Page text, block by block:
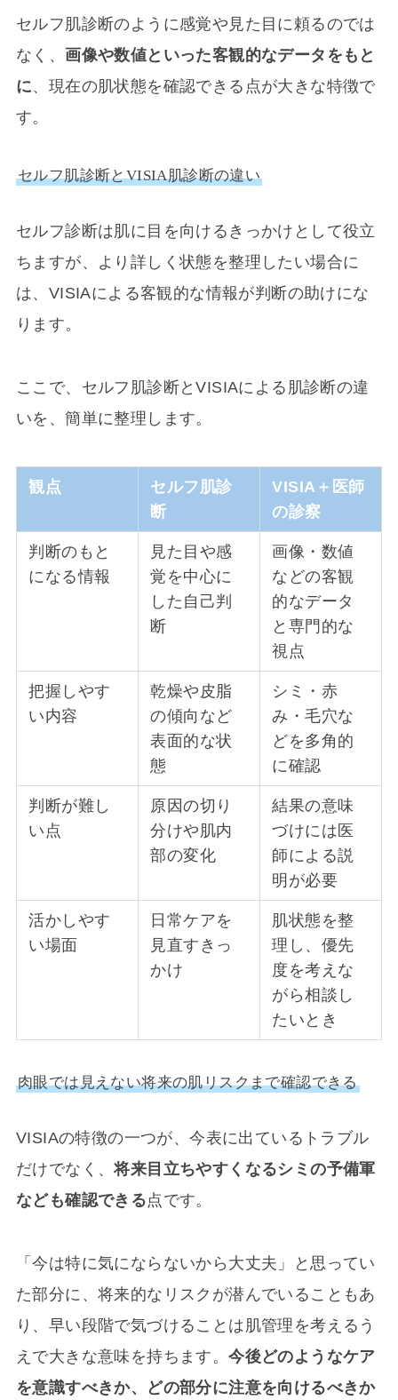
セルフ肌診断のように感覚や見た目に頼るのでは
なく、 画像や数値といった客観的なデータをもと
に、現在の肌状態を確認できる点が大きな特徴で
す。
セルフ肌診断とVISIA肌診断の違い
セルフ診断は肌に目を向けるきっかけとして役立
ちますが、より詳しく状態を整理したい場合に
は、VISIAによる客観的な情報が判断の助けにな
ります。
ここで、セルフ肌診断とVISIAによる肌診断の違
いを、簡単に整理します。
観点
セルフ肌診
断
VISIA＋医師
の診察
判断のもと
になる情報
見た目や感
覚を中心に
した自己判
断
画像・数値
などの客観
的なデータ
と専門的な
視点
把握しやす
い内容
乾燥や皮脂
の傾向など
表面的な状
態
シミ・赤
み・毛穴な
どを多角的
に確認
判断が難し
い点
原因の切り
分けや肌内
部の変化
結果の意味
づけには医
師による説
明が必要
活かしやす
い場面
日常ケアを
見直すきっ
かけ
肌状態を整
理し、優先
度を考えな
がら相談し
たいとき
肉眼では見えない将来の肌リスクまで確認できる
VISIAの特徴の一つが、今表に出ているトラブル
だけでなく、将来目立ちやすくなるシミの予備軍
なども確認できる点です。
「今は特に気にならないから大丈夫」と思ってい
た部分に、将来的なリスクが潜んでいることもあ
り、早い段階で気づけることは肌管理を考えるう
えで大きな意味を持ちます。今後どのようなケア
を意識すべきか、どの部分に注意を向けるべきか